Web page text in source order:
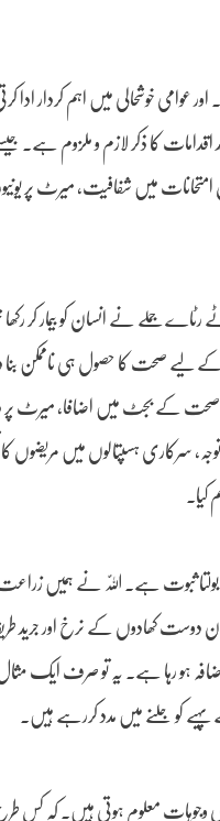
اور عوامی خوشحالی میں اہم
کا ذکر لازم و ملزوم ہے۔
امتحانات میں شفافیت، میرٹ پر
جملے نے انسان کو بیمار کر
صحت کا حصول ہی ناممکن بنا دیا
بجٹ میں اضافا، میرٹ پر
سرکاری ہسپتالوں میں
بولتا ثبوت ہے۔ اللّٰہ نے ہمیں
دوست کھادوں کے نرخ اور
ہو رہا ہے۔ یہ تو صرف ایک
کو جلنے میں مدد کررہے ہیں۔
معلوم ہوتی ہیں۔ کہ کس